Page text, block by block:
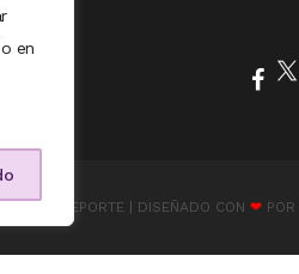
en
RAVELODEPORTE | DISEÑADO CON ❤ POR